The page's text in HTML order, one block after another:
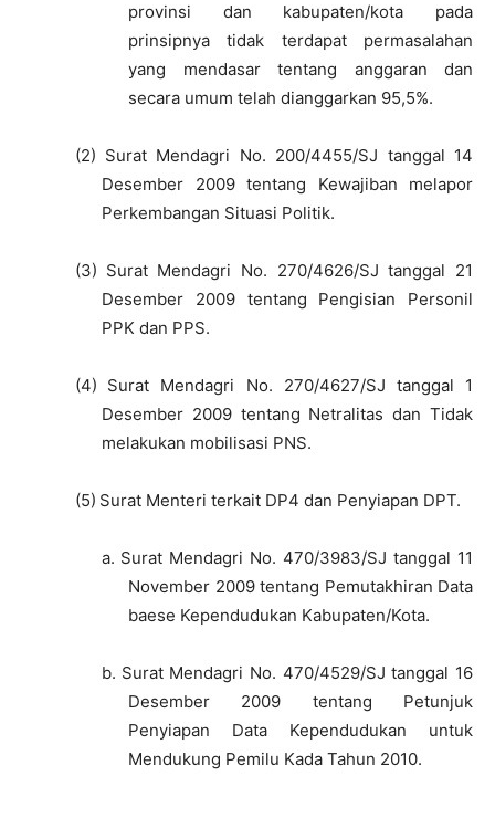
provinsi dan kabupaten/kota pada
prinsipnya tidak terdapat permasalahan
yang mendasar tentang anggaran dan
secara umum telah dianggarkan 95,5%.
(2) Surat Mendagri No. 200/4455/SJ tanggal 14
Desember 2009 tentang Kewajiban melapor
Perkembangan Situasi Politik.
(3) Surat Mendagri No. 270/4626/SJ tanggal 21
Desember 2009 tentang Pengisian Personil
PPK dan PPS.
(4) Surat Mendagri No. 270/4627/SJ tanggal 1
Desember 2009 tentang Netralitas dan Tidak
melakukan mobilisasi PNS.
(5) Surat Menteri terkait DP4 dan Penyiapan DPT.
a. Surat Mendagri No. 470/3983/SJ tanggal 11
November 2009 tentang Pemutakhiran Data
baese Kependudukan Kabupaten/Kota.
b. Surat Mendagri No. 470/4529/SJ tanggal 16
Desember 2009 tentang Petunjuk
Penyiapan Data Kependudukan untuk
Mendukung Pemilu Kada Tahun 2010.